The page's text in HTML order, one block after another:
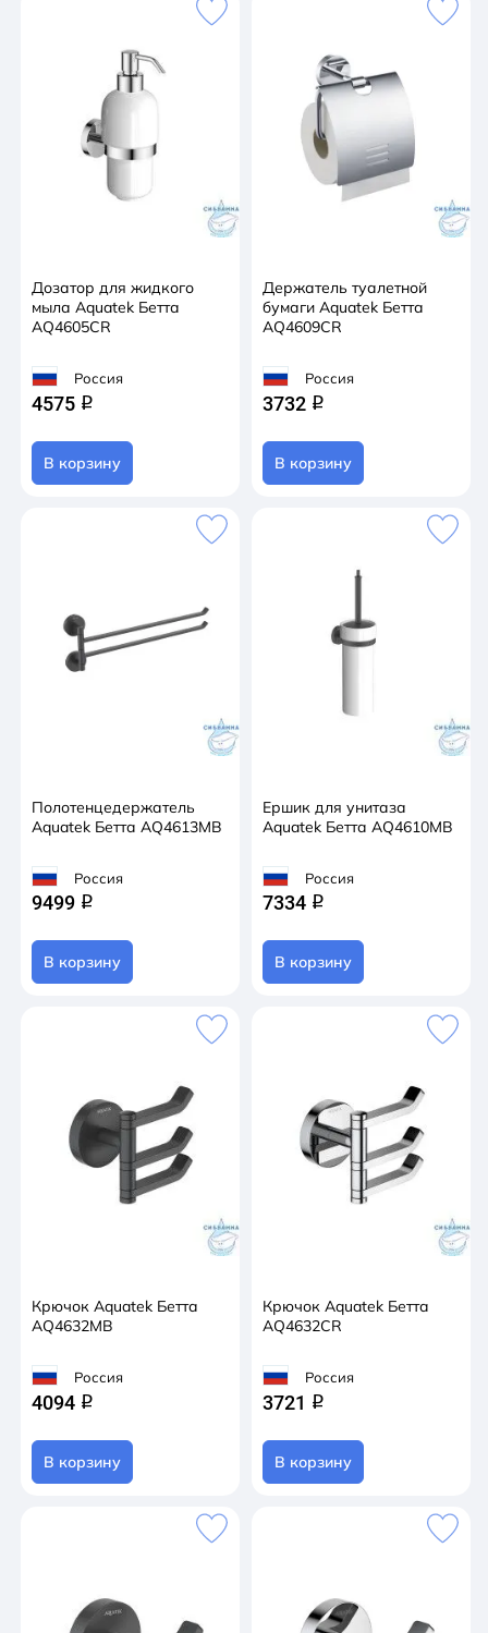
Дозатор для жидкого
мыла Aquatek Бетта
AQ4605CR
Россия
4575 q
В корзину
Держатель туалетной
бумаги Aquatek Бетта
AQ4609CR
Россия
3732 q
В корзину
Полотенцедержатель
Aquatek Бетта AQ4613MB
Россия
9499 q
В корзину
Ершик для унитаза
Aquatek Бетта AQ4610MB
Россия
7334 q
В корзину
Крючок Aquatek Бетта
AQ4632MB
Россия
4094 q
В корзину
Крючок Aquatek Бетта
AQ4632CR
Россия
3721 q
В корзину